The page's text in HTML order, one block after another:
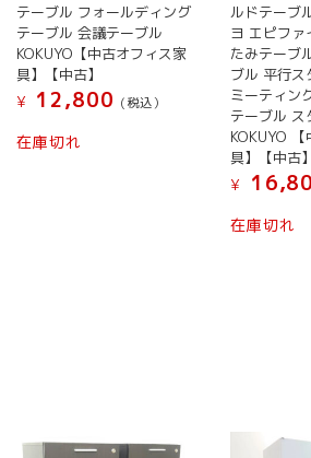
テーブル フォールディング
テーブル 会議テーブル
KOKUYO【中古オフィス家
具】【中古】
¥
12,800 (税込）
在庫切れ
ルドテーブ
ヨ エピファ
たみテーブ
ブル 平行ス
ミーティン
テーブル ス
KOKUYO
具】【中古】
¥
在庫切れ